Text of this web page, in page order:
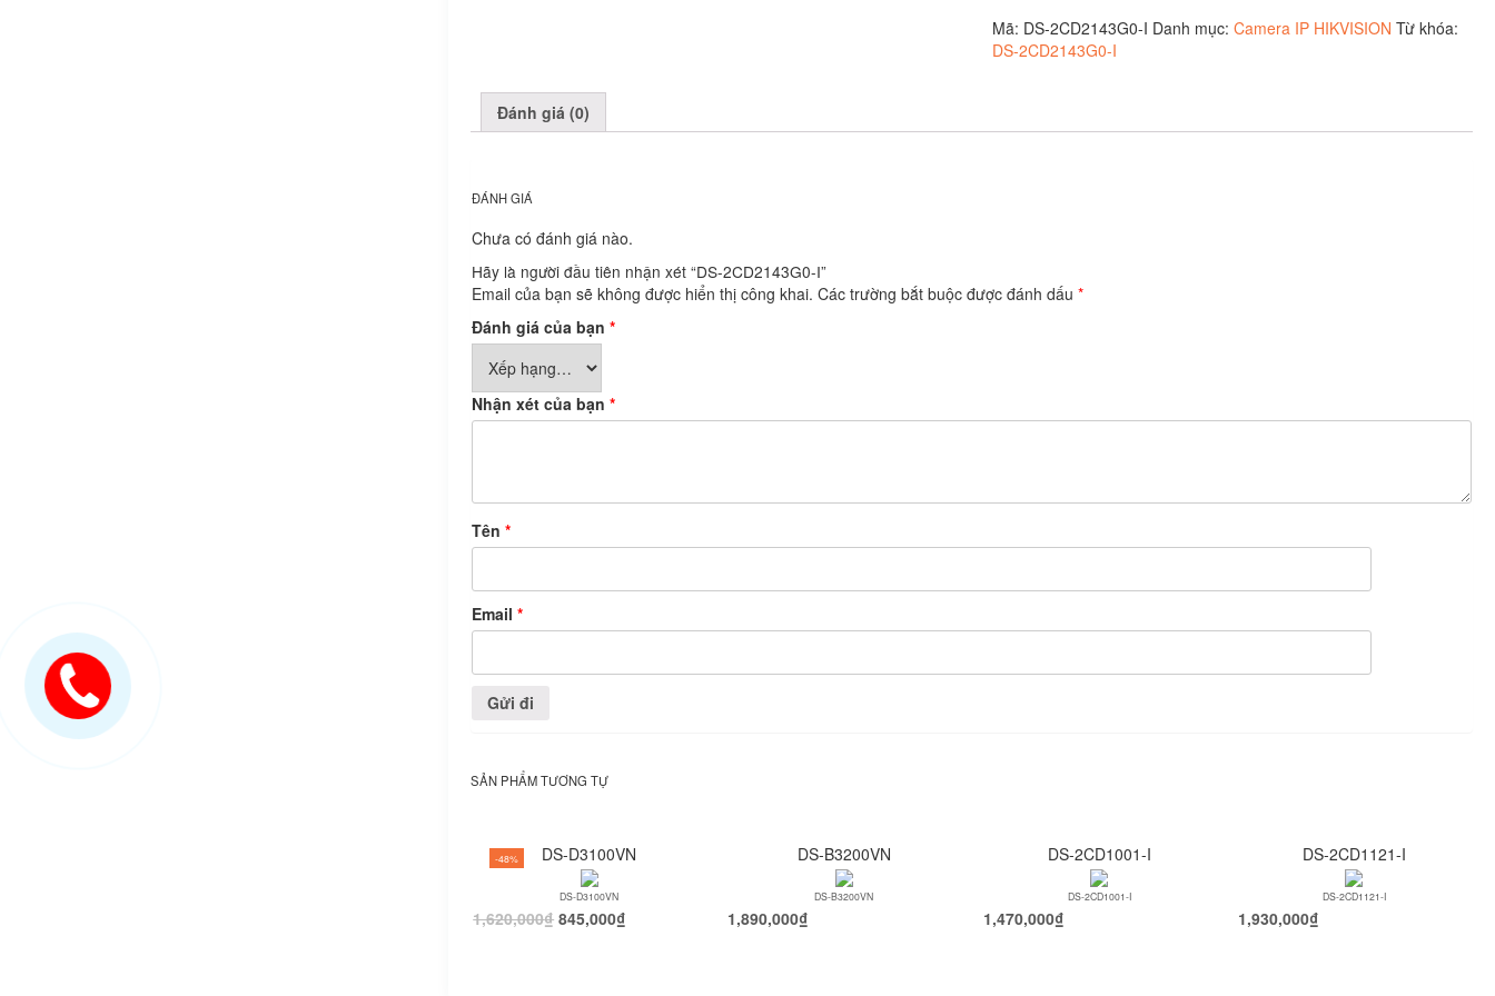
số
lượng
Mã: DS-2CD2143G0-I Danh mục: Camera IP HIKVISION Từ khóa:
DS-2CD2143G0-I
Đánh giá (0)
ĐÁNH GIÁ
Chưa có đánh giá nào.
Hãy là người đầu tiên nhận xét “DS-2CD2143G0-I”
Email của bạn sẽ không được hiển thị công khai. Các trường bắt buộc được đánh dấu*
Đánh giá của bạn*
Nhận xét của bạn*
Tên*
Email*
SẢN PHẨM TƯƠNG TỰ
-48% DS-D3100VN
DS-D3100VN
1,620,000₫ 845,000₫
DS-B3200VN
DS-B3200VN
1,890,000₫
DS-2CD1001-I
DS-2CD1001-I
1,470,000₫
DS-2CD1121-I
DS-2CD1121-I
1,930,000₫